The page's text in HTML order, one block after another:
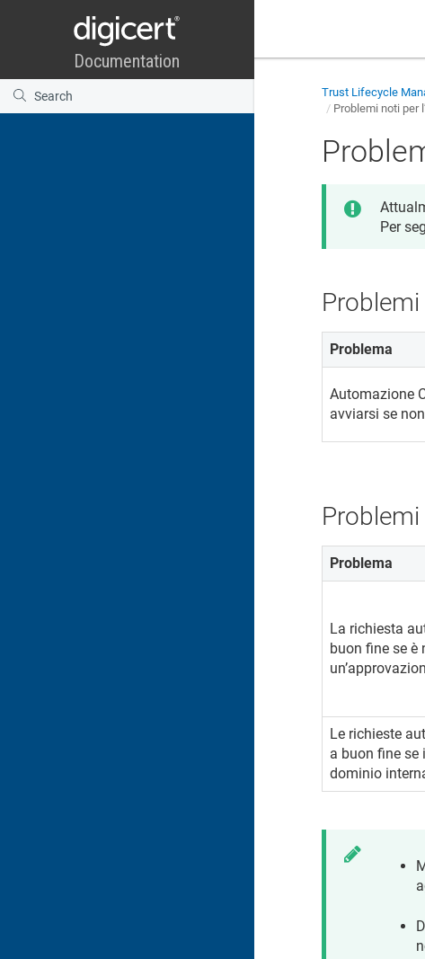
Trust Lifecycle
Problemi noti per
Per
Problema
Automazione
avviarsi se
Problema
La richiesta
buon fine se è
Le richieste
a buon fine
dominio